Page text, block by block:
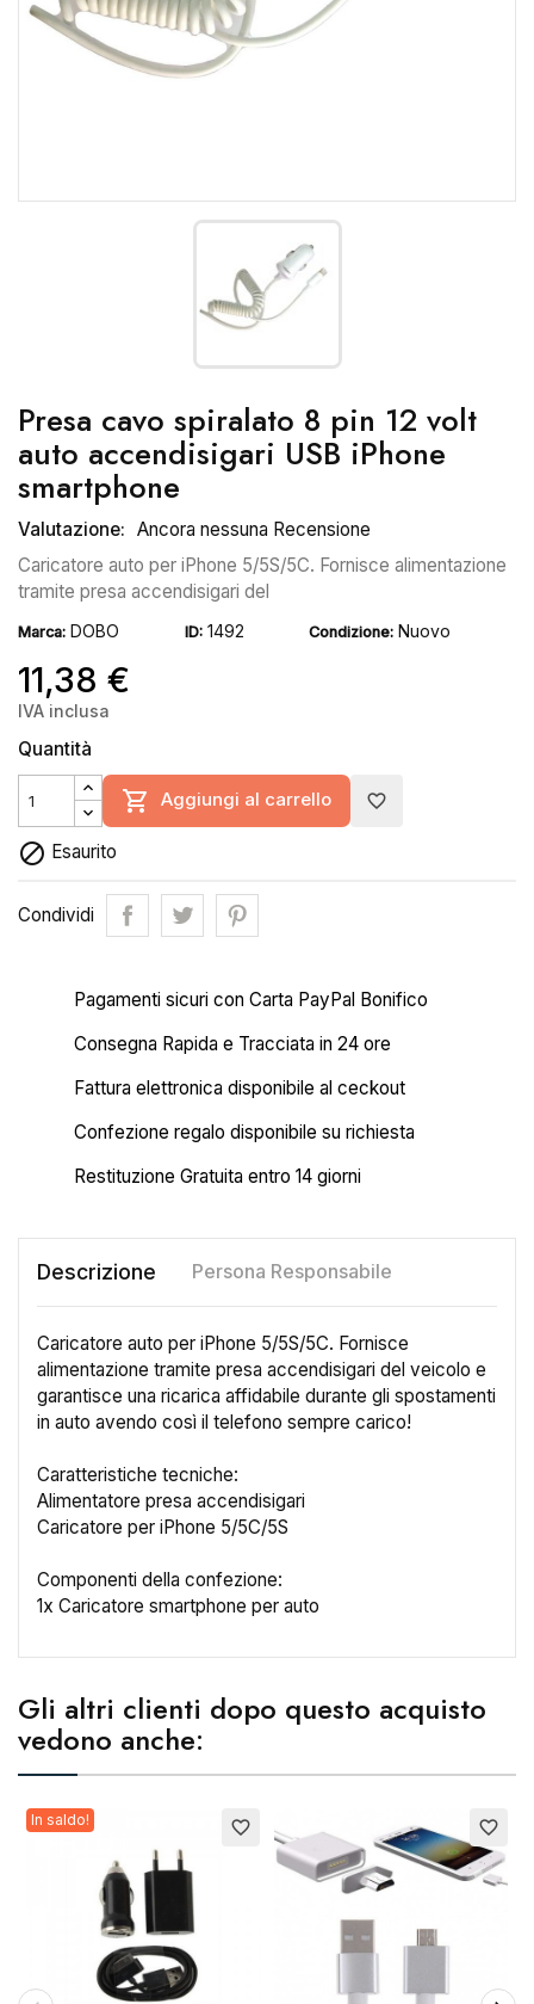
Presa cavo spiralato 8 pin 12 volt
auto accendisigari USB iPhone
smartphone
Valutazione: Ancora nessuna Recensione
Caricatore auto per iPhone 5/5S/5C. Fornisce alimentazione
tramite presa accendisigari del
Marca: DOBO ID: 1492 Condizione: Nuovo
11,38 €
IVA inclusa
Quantità
 Aggiungi al carrello favorite_border
 Esaurito
Condividi
Pagamenti sicuri con Carta PayPal Bonifico
Consegna Rapida e Tracciata in 24 ore
Fattura elettronica disponibile al ceckout
Confezione regalo disponibile su richiesta
Restituzione Gratuita entro 14 giorni
Descrizione Persona Responsabile
Caricatore auto per iPhone 5/5S/5C. Fornisce
alimentazione tramite presa accendisigari del veicolo e
garantisce una ricarica affidabile durante gli spostamenti
in auto avendo così il telefono sempre carico!
Caratteristiche tecniche:
Alimentatore presa accendisigari
Caricatore per iPhone 5/5C/5S
Componenti della confezione:
1x Caricatore smartphone per auto
Gli altri clienti dopo questo acquisto
vedono anche:
In saldo! favorite_border favorite_border
Crea lista dei desideri